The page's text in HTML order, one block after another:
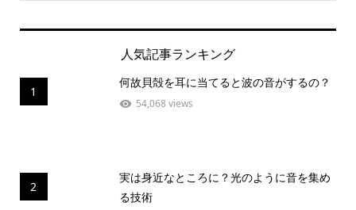
人気記事ランキング
1
何故貝殻を耳に当てると波の音がするの？
54,068 views
2
実は身近なところに？光のように音を集め
る技術